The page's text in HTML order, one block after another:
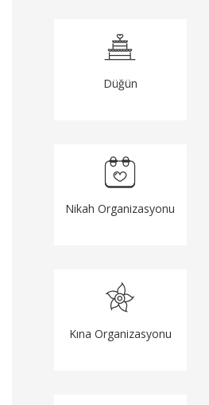
Düğün
Nikah Organizasyonu
Kına Organizasyonu